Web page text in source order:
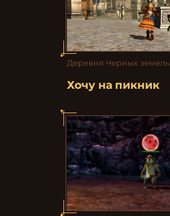
Деревня Черных земель
Хочу на пикник